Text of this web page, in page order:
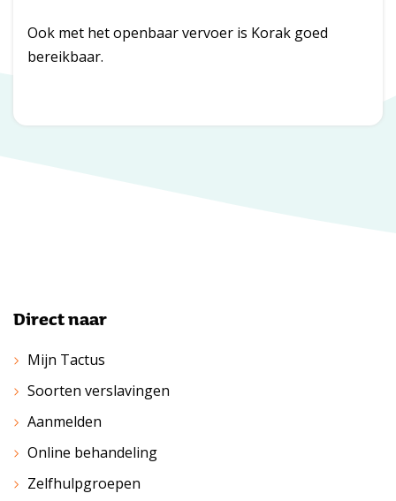
Ook met het openbaar vervoer is Korak goed
bereikbaar.
Direct naar
Mijn Tactus
Soorten verslavingen
Aanmelden
Online behandeling
Zelfhulpgroepen